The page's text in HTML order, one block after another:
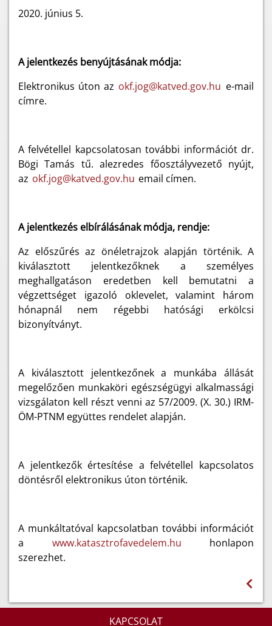
2020. június 5.
A jelentkezés benyújtásának módja:
Elektronikus úton az okf.jog@katved.gov.hu e-mail
címre.
A felvétellel kapcsolatosan további információt dr.
Bögi Tamás tű. alezredes főosztályvezető nyújt,
az okf.jog@katved.gov.hu email címen.
A jelentkezés elbírálásának módja, rendje:
Az előszűrés az önéletrajzok alapján történik. A
kiválasztott jelentkezőknek a személyes
meghallgatáson eredetben kell bemutatni a
végzettséget igazoló oklevelet, valamint három
hónapnál nem régebbi hatósági erkölcsi
bizonyítványt.
A kiválasztott jelentkezőnek a munkába állását
megelőzően munkaköri egészségügyi alkalmassági
vizsgálaton kell részt venni az 57/2009. (X. 30.) IRM-
ÖM-PTNM együttes rendelet alapján.
A jelentkezők értesítése a felvétellel kapcsolatos
döntésről elektronikus úton történik.
A munkáltatóval kapcsolatban további információt
a
www.katasztrofavedelem.hu
honlapon
szerezhet.
KAPCSOLAT